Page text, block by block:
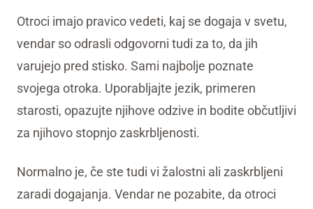
Otroci imajo pravico vedeti, kaj se dogaja v svetu,
vendar so odrasli odgovorni tudi za to, da jih
varujejo pred stisko. Sami najbolje poznate
svojega otroka. Uporabljajte jezik, primeren
starosti, opazujte njihove odzive in bodite občutljivi
za njihovo stopnjo zaskrbljenosti.
Normalno je, če ste tudi vi žalostni ali zaskrbljeni
zaradi dogajanja. Vendar ne pozabite, da otroci